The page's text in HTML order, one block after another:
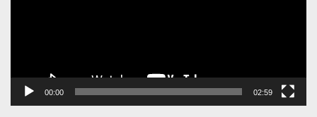
00:00 02:59